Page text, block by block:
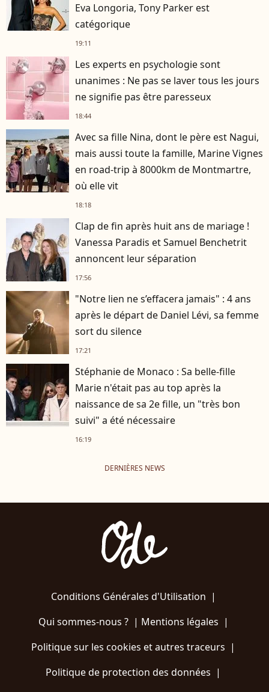
Eva Longoria, Tony Parker est
catégorique
19:11
Les experts en psychologie sont
unanimes : Ne pas se laver tous les jours
ne signifie pas être paresseux
18:44
Avec sa fille Nina, dont le père est Nagui,
mais aussi toute la famille, Marine Vignes
en road-trip à 8000km de Montmartre,
où elle vit
18:18
Clap de fin après huit ans de mariage !
Vanessa Paradis et Samuel Benchetrit
annoncent leur séparation
17:56
"Notre lien ne s’effacera jamais" : 4 ans
après le départ de Daniel Lévi, sa femme
sort du silence
17:21
Stéphanie de Monaco : Sa belle-fille
Marie n'était pas au top après la
naissance de sa 2e fille, un "très bon
suivi" a été nécessaire
16:19
DERNIÈRES NEWS
Conditions Générales d'Utilisation |
Qui sommes-nous ?| Mentions légales |
Politique sur les cookies et autres traceurs |
Politique de protection des données |